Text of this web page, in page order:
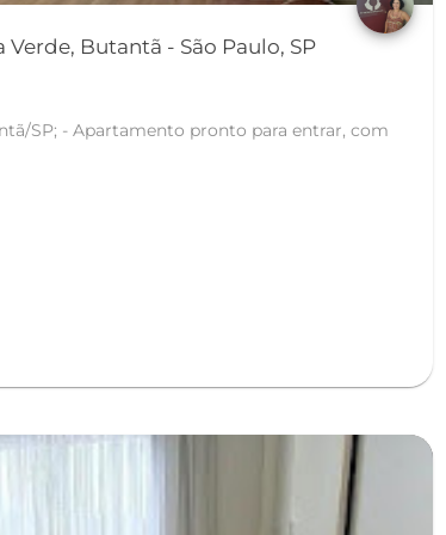
Butantã - São Paulo, SP
entrar, com